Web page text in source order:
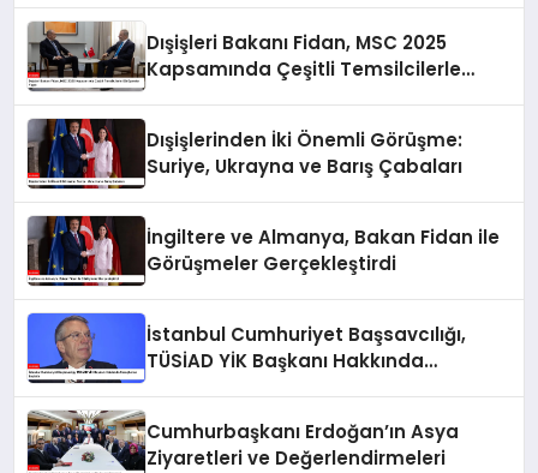
Dışişleri Bakanı Fidan, MSC 2025
Kapsamında Çeşitli Temsilcilerle
Dışişlerinden İki Önemli Görüşme:
Suriye, Ukrayna ve Barış Çabaları
İngiltere ve Almanya, Bakan Fidan ile
Görüşmeler Gerçekleştirdi
İstanbul Cumhuriyet Başsavcılığı,
TÜSİAD YİK Başkanı Hakkında
Cumhurbaşkanı Erdoğan’ın Asya
Ziyaretleri ve Değerlendirmeleri